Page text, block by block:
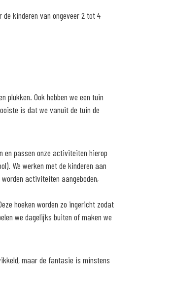
de kinderen van ongeveer 2 tot 4
plukken. Ook hebben we een tuin
is dat we vanuit de tuin de
en passen onze activiteiten hierop
We werken met de kinderen aan
activiteiten aangeboden,
hoeken worden zo ingericht zodat
we dagelijks buiten of maken we
maar de fantasie is minstens